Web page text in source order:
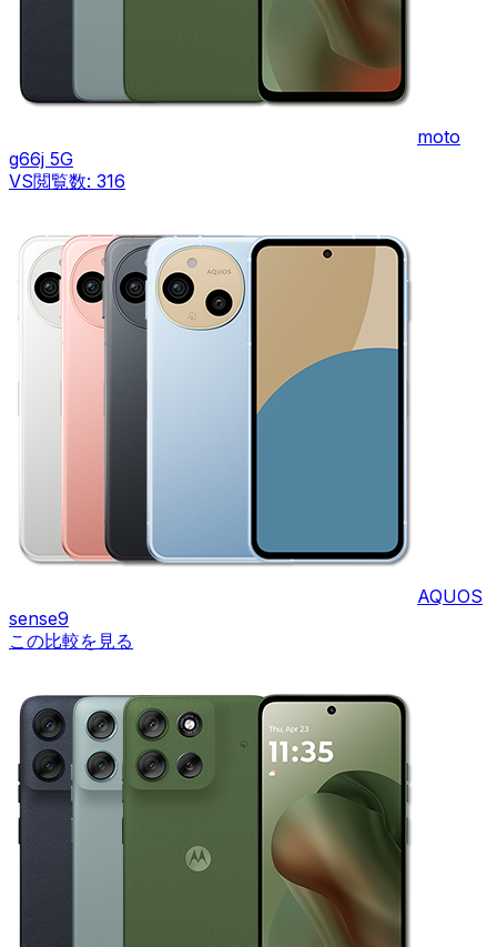
moto
g66j 5G
VS閲覧数: 316
AQUOS
sense9
この比較を見る